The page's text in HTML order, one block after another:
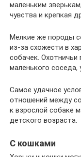
маленьким
чувства и крепкая
Мелкие же породы
из-за схожести в
собачек.
маленького соседа,
Самое удачное
отношений между
к взрослой собаке
детского возраста.
С кошками